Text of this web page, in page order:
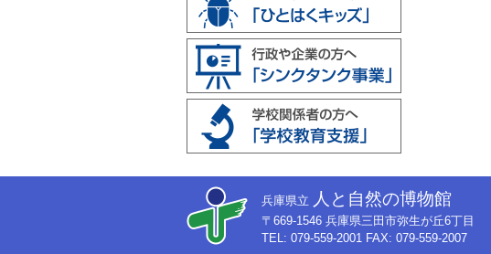
兵庫県立 人と自然の博物館
〒669-1546 兵庫県三田市弥生が丘6丁目
TEL: 079-559-2001 FAX: 079-559-2007